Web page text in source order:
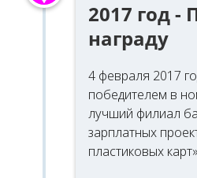
2017 год -
награду
4 февраля 2017
победителем в
лучший филиал
зарплатных
пластиковых карт»